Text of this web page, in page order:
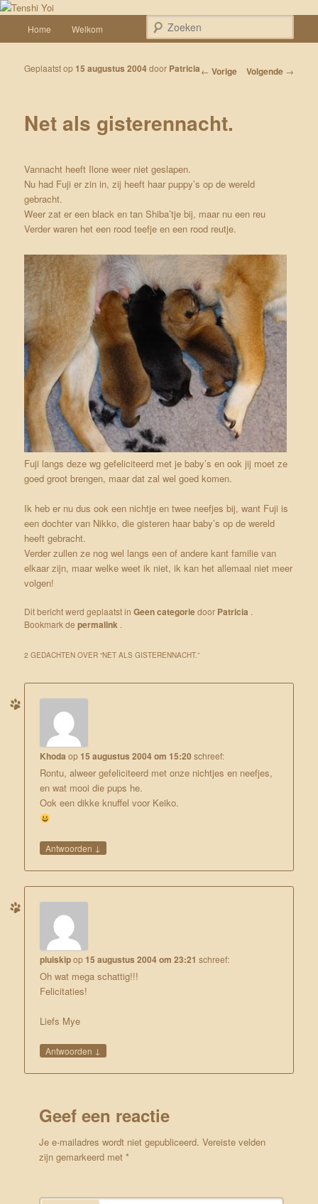
Spring naar de primaire inhoud
Tenshi Yoi
Een weblog over onze Shiba’s (Keiko, Rontu, Miyuki, Tatsu en Yumi)
Home Welkom
Bericht navigatie
← Vorige Volgende →
Net als gisterennacht.
Geplaatst op 15 augustus 2004door Patricia
Vannacht heeft Ilone weer niet geslapen.
Nu had Fuji er zin in, zij heeft haar puppy’s op de wereld
gebracht.
Weer zat er een black en tan Shiba’tje bij, maar nu een reu
Verder waren het een rood teefje en een rood reutje.
Fuji langs deze wg gefeliciteerd met je baby’s en ook jij moet ze
goed groot brengen, maar dat zal wel goed komen.
Ik heb er nu dus ook een nichtje en twee neefjes bij, want Fuji is
een dochter van Nikko, die gisteren haar baby’s op de wereld
heeft gebracht.
Verder zullen ze nog wel langs een of andere kant familie van
elkaar zijn, maar welke weet ik niet, ik kan het allemaal niet meer
volgen!
Dit bericht werd geplaatst inGeen categoriedoor Patricia .
Bookmark depermalink .
2 GEDACHTEN OVER “NET ALS GISTERENNACHT.”
Khoda op 15 augustus 2004 om 15:20 schreef:
Rontu, alweer gefeliciteerd met onze nichtjes en neefjes,
en wat mooi die pups he.
Ook een dikke knuffel voor Keiko.
Antwoorden ↓
pluiskipop 15 augustus 2004 om 23:21 schreef:
Oh wat mega schattig!!!
Felicitaties!
Liefs Mye
Antwoorden ↓
Geef een reactie
Je e-mailadres wordt niet gepubliceerd. Vereiste velden
zijn gemarkeerd met*